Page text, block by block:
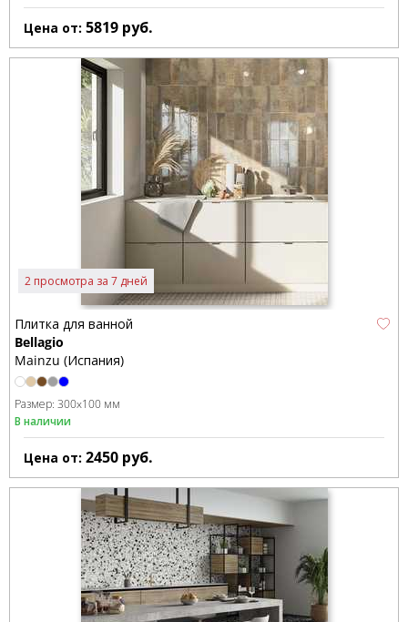
Цена от: 5819 руб.
2 просмотра за 7 дней
Плитка для ванной
Bellagio
Mainzu (Испания)
Размер: 300x100 мм
В наличии
Цена от: 2450 руб.